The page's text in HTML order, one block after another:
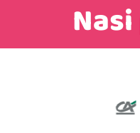
Nasi